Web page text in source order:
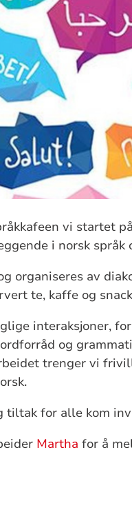
vi startet
i norsk språk
organiseres av
te, kaffe og
interaksjoner,
og
trenger vi
for alle kom
Martha for å